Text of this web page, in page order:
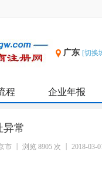
广东 [切换
程 企业年报
异常
市 浏览 8905 次 2018-03-